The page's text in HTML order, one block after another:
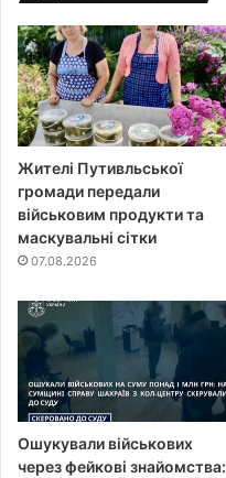
Жителі Путивльської
громади передали
військовим продукти та
маскувальні сітки
07.08.2026
Ошукували військових
через фейкові знайомства: